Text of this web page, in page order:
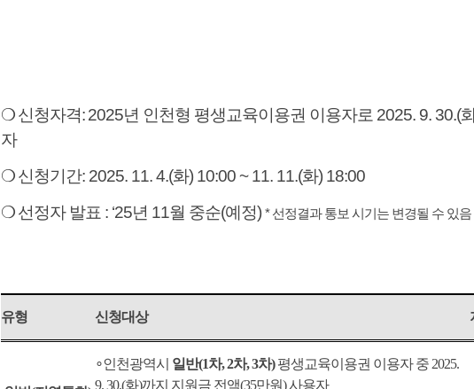
❍ 신청자격: 2025년 인천형 평생교육이용권 이용자로 2025. 9. 30.(
자
❍ 신청기간: 2025. 11. 4.(화) 10:00 ~ 11. 11.(화) 18:00
❍ 선정자 발표 : ‘25년 11월 중순(예정) *선정결과 통보 시기는 변경될 수 있음
유형 신청대상
∘인천광역시 일반(1차, 2차, 3차)평생교육이용권 이용자 중 2025.
9. 30.(화)까지 지원금 전액(35만원)사용자